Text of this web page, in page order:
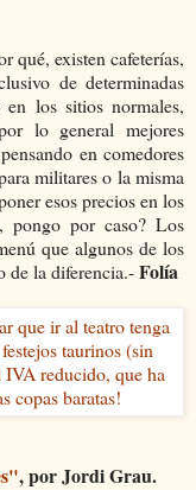
qué, existen cafeterías,
de determinadas
en los sitios normales,
lo general mejores
en comedores
militares o la misma
esos precios en los
pongo por caso? Los
que algunos de los
de la diferencia.-Folía
, por Jordi Grau.